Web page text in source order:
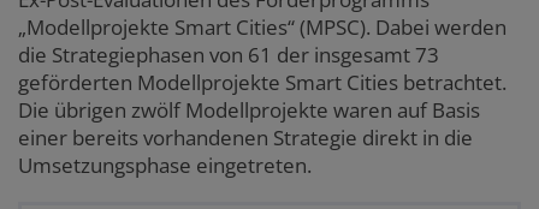
„Modellprojekte Smart Cities“ (MPSC). Dabei werden
die Strategiephasen von 61 der insgesamt 73
geförderten Modellprojekte Smart Cities betrachtet.
Die übrigen zwölf Modellprojekte waren auf Basis
einer bereits vorhandenen Strategie direkt in die
Umsetzungsphase eingetreten.